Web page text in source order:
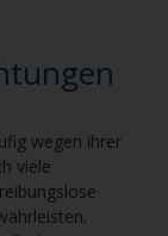
wegen ihrer
viele